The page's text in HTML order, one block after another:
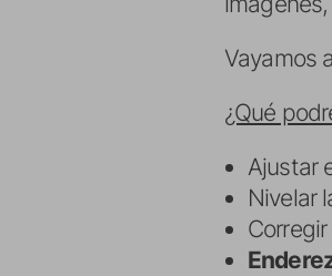
Vayamos
¿Qué
Ajustar
Nivelar
Corregir